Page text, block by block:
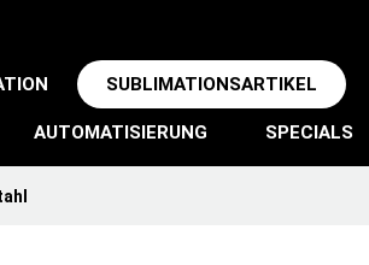
SUBLIMATIONSARTIKEL
AUTOMATISIERUNG SPECIALS